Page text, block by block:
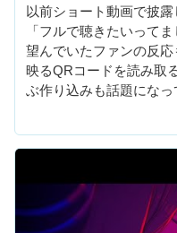
以前ショート動画で披露
「フルで聴きたいって
望んでいたファンの反
映るQRコードを読み取
ぶ作り込みも話題になっ